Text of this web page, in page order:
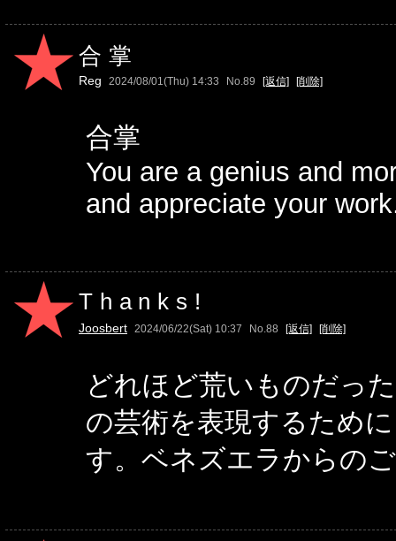
合掌
Reg 2024/08/01(Thu) 14:33 No.89 [返信] [削除]
合掌
You are a genius and
and appreciate your
Thanks!
Joosbert 2024/06/22(Sat) 10:37 No.88 [返信] [削除]
どれほど荒いものだっ
の芸術を表現するため
す。ベネズエラからの